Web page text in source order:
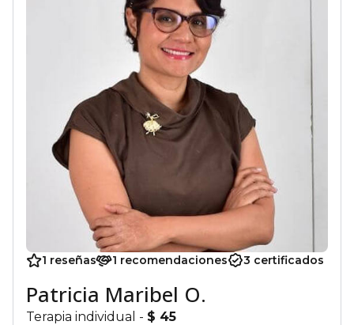
1 reseñas 1 recomendaciones 3 certificados
Patricia Maribel O.
Terapia individual - $ 45